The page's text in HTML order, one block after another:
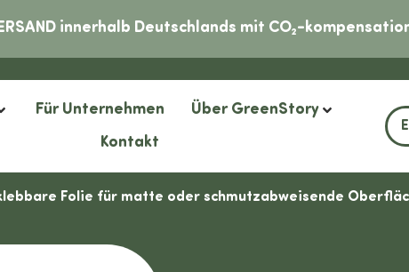
innerhalb Deutschlands mit CO₂-
Für Unternehmen
Über GreenStory
Kontakt
Folie für matte oder schmutzabweisende